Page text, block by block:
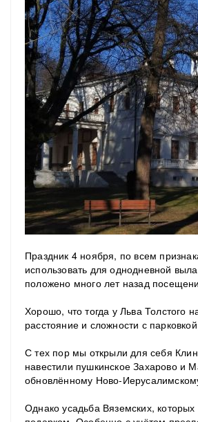
Праздник 4 ноября, по всем
использовать для однодневной
положено много лет назад
Хорошо, что тогда у Льва Толстого
расстояние и сложности с
С тех пор мы открыли для себя
навестили пушкинское Захарово и
обновлённому Ново-
Однако усадьба Вяземских,